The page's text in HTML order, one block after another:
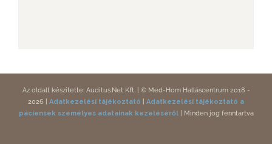
Az oldalt készítette: Auditus.Net Kft.| © Med-Hom Halláscentrum 2018 -
2026
Adatkezelési tájékoztató
Adatkezelési tájékoztató a
páciensek személyes adatainak kezeléséről
Minden jog fenntartva